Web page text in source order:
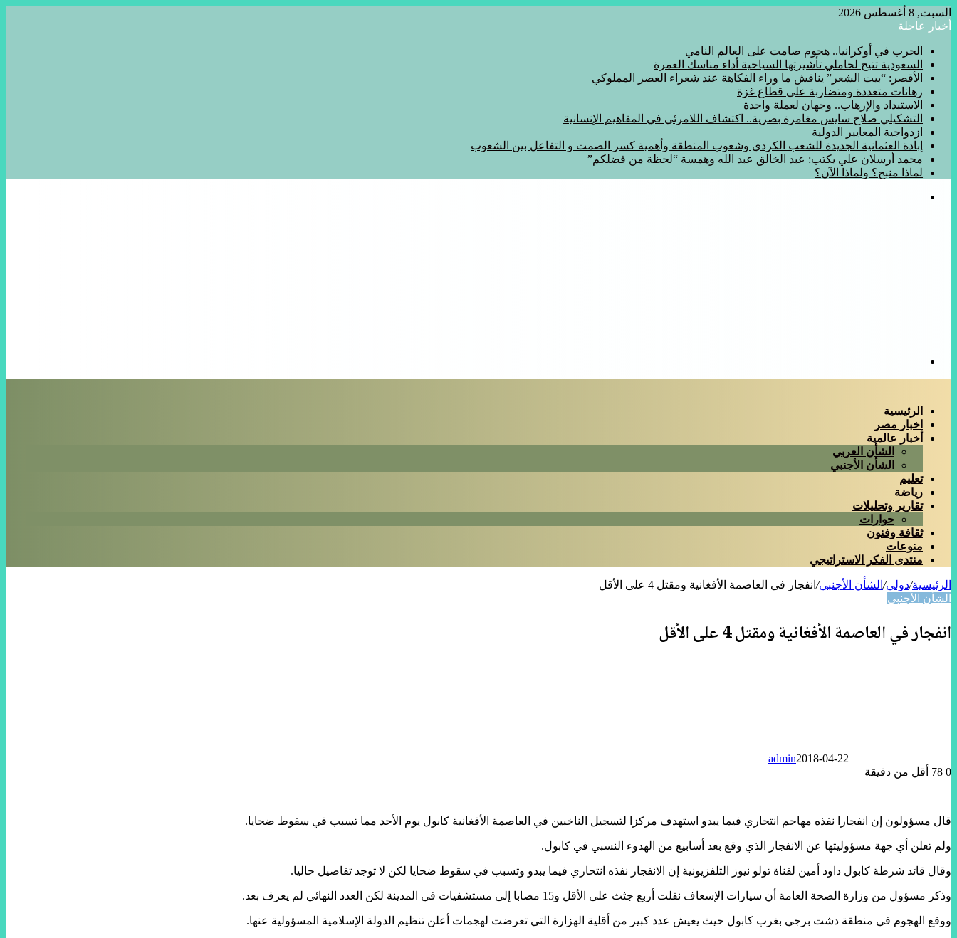
السبت, 8 أغسطس 2026
أخبار عاجلة
الحرب في أوكرانيا.. هجوم صامت على العالم النامي
السعودية تتيح لحاملي تأشيرتها السياحية أداء مناسك العمرة
الأقصر: “بيت الشعر” يناقش ما وراء الفكاهة عند شعراء العصر المملوكي
رهانات متعددة ومتضاربة على قطاع غزة
الاستبداد والإرهاب.. وجهان لعملة واحدة
التشكيلي صلاح سايس مغامرة بصرية.. اكتشاف اللامرئي في المفاهيم الإنسانية
ازدواجية المعايير الدولية
إبادة العثمانية الجديدة للشعب الكردي وشعوب المنطقة وأهمية كسر الصمت و التفاعل بين الشعوب
محمد أرسلان علي يكتب: عبد الخالق عبد الله وهمسة “لحظة من فضلكم”
لماذا منبج؟ ولماذا الآن؟
الرئيسية
اخبار مصر
أخبار عالمية
الشأن العربي
الشأن الأجنبي
تعليم
رياضة
تقارير وتحليلات
حوارات
ثقافة وفنون
منوعات
منتدى الفكر الاستراتيجي
الرئيسية/دولي/ الشأن الأجنبي/ انفجار في العاصمة الأفغانية ومقتل 4 على الأقل
الشأن الأجنبي
انفجار في العاصمة الأفغانية ومقتل 4 على الأقل
admin2018-04-22
0
أقل من دقيقة
قال مسؤولون إن انفجارا نفذه مهاجم انتحاري فيما يبدو استهدف مركزا لتسجيل الناخبين في العاصمة الأفغانية كابول يوم الأحد مما تسبب في سقوط ضحايا.
ولم تعلن أي جهة مسؤوليتها عن الانفجار الذي وقع بعد أسابيع من الهدوء النسبي في كابول.
وقال قائد شرطة كابول داود أمين لقناة تولو نيوز التلفزيونية إن الانفجار نفذه انتحاري فيما يبدو وتسبب في سقوط ضحايا لكن لا توجد تفاصيل حاليا.
وذكر مسؤول من وزارة الصحة العامة أن سيارات الإسعاف نقلت أربع جثث على الأقل و15 مصابا إلى مستشفيات في المدينة لكن العدد النهائي لم يعرف بعد.
ووقع الهجوم في منطقة دشت برجي بغرب كابول حيث يعيش عدد كبير من أقلية الهزارة التي تعرضت لهجمات أعلن تنظيم الدولة الإسلامية المسؤولية عنها.